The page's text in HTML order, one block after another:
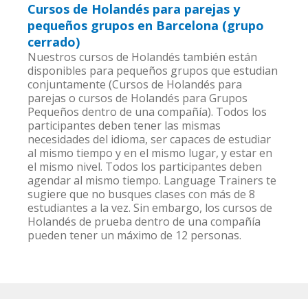
Cursos de Holandés para parejas y
pequeños grupos en Barcelona (grupo
cerrado)
Nuestros cursos de Holandés también están
disponibles para pequeños grupos que estudian
conjuntamente (Cursos de Holandés para
parejas o cursos de Holandés para Grupos
Pequeños dentro de una compañía). Todos los
participantes deben tener las mismas
necesidades del idioma, ser capaces de estudiar
al mismo tiempo y en el mismo lugar, y estar en
el mismo nivel. Todos los participantes deben
agendar al mismo tiempo. Language Trainers te
sugiere que no busques clases con más de 8
estudiantes a la vez. Sin embargo, los cursos de
Holandés de prueba dentro de una compañía
pueden tener un máximo de 12 personas.